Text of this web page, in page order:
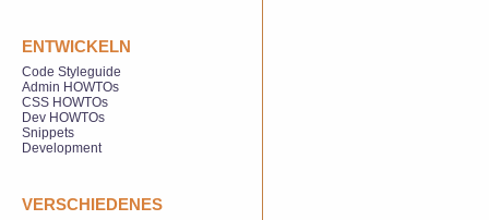
ENTWICKELN
Code Styleguide
Admin HOWTOs
CSS HOWTOs
Dev HOWTOs
Snippets
Development
VERSCHIEDENES